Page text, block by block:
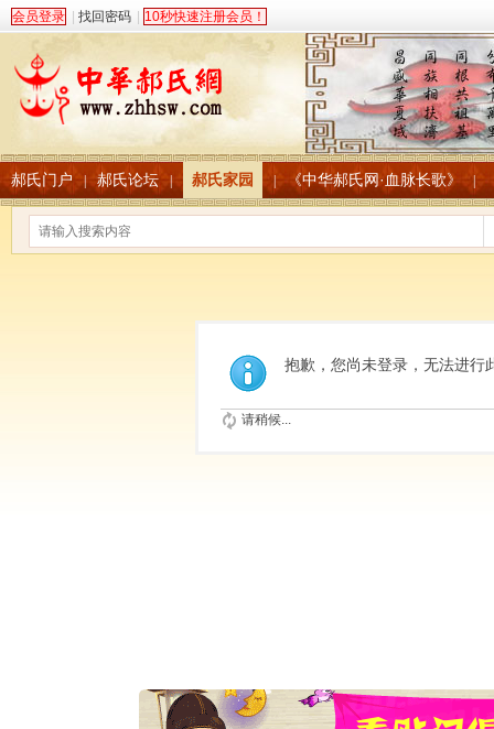
会员登录 找回密码 10秒快速注册会员！
郝氏门户 | 郝氏论坛 | 郝氏家园 《中华郝氏网·血脉长歌》
抱歉，您尚未登录，无法进行
请稍候...